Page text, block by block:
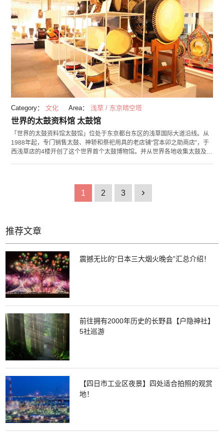
Category： 文化 Area： 浅草 / 东京晴空塔
世界的太鼓资料馆 太鼓馆
「世界的太鼓资料馆太鼓馆」位处于东京都台东区的浅草国际大道沿线。从
1988年起，专门销售太鼓、神轿和祭祀用具的老店铺“宫本卯之助商店”，于
西浅草店的4楼开创了这个世界首个太鼓博物馆。并从世界各地收集太鼓及其
区域摆放，不单是日本的日式太鼓，还展示了出自非洲、澳大利亚、东南亚
1 2 3 1
推荐文章
震撼无比的“日本三大烟火晚会”汇总介绍！
前往拥有2000年历史的长野县【户隐神社】
5社巡游
【四日市工业区夜景】四处适合拍照的观赏
地！